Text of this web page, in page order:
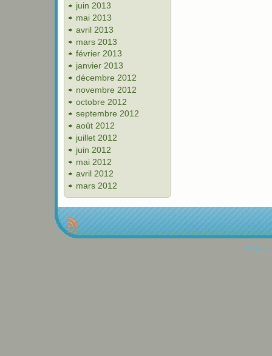
juin 2013
mai 2013
avril 2013
mars 2013
février 2013
janvier 2013
décembre 2012
novembre 2012
octobre 2012
septembre 2012
août 2012
juillet 2012
juin 2012
mai 2012
avril 2012
mars 2012